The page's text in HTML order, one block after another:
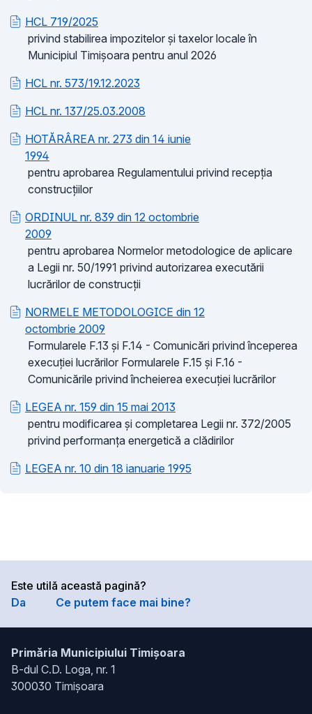
HCL 719/2025
privind stabilirea impozitelor și taxelor locale în
Municipiul Timișoara pentru anul 2026
HCL nr. 573/19.12.2023
HCL nr. 137/25.03.2008
HOTĂRÂREA nr. 273 din 14 iunie
1994
pentru aprobarea Regulamentului privind recepția
construcțiilor
ORDINUL nr. 839 din 12 octombrie
2009
pentru aprobarea Normelor metodologice de aplicare
a Legii nr. 50/1991 privind autorizarea executării
lucrărilor de construcții
NORMELE METODOLOGICE din 12
octombrie 2009
Formularele F.13 și F.14 - Comunicări privind începerea
execuţiei lucrărilor Formularele F.15 și F.16 -
Comunicările privind încheierea execuției lucrărilor
LEGEA nr. 159 din 15 mai 2013
pentru modificarea şi completarea Legii nr. 372/2005
privind performanţa energetică a clădirilor
LEGEA nr. 10 din 18 ianuarie 1995
Este utilă această pagină?
Da
Ce putem face mai bine?
Primăria Municipiului Timișoara
B-dul C.D. Loga, nr. 1
300030 Timișoara